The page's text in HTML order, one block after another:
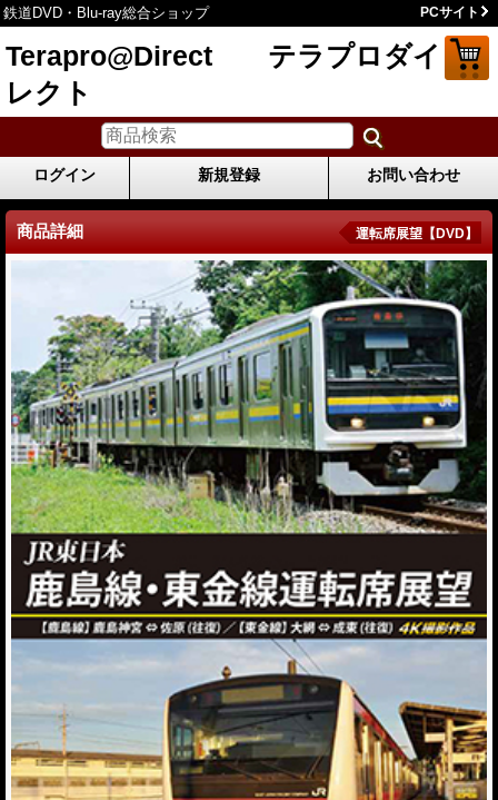
鉄道DVD・Blu-ray総合ショップ PCサイト
Terapro@Direct テラプロダイ
レクト
ログイン 新規登録 お問い合わせ
商品詳細 運転席展望【DVD】